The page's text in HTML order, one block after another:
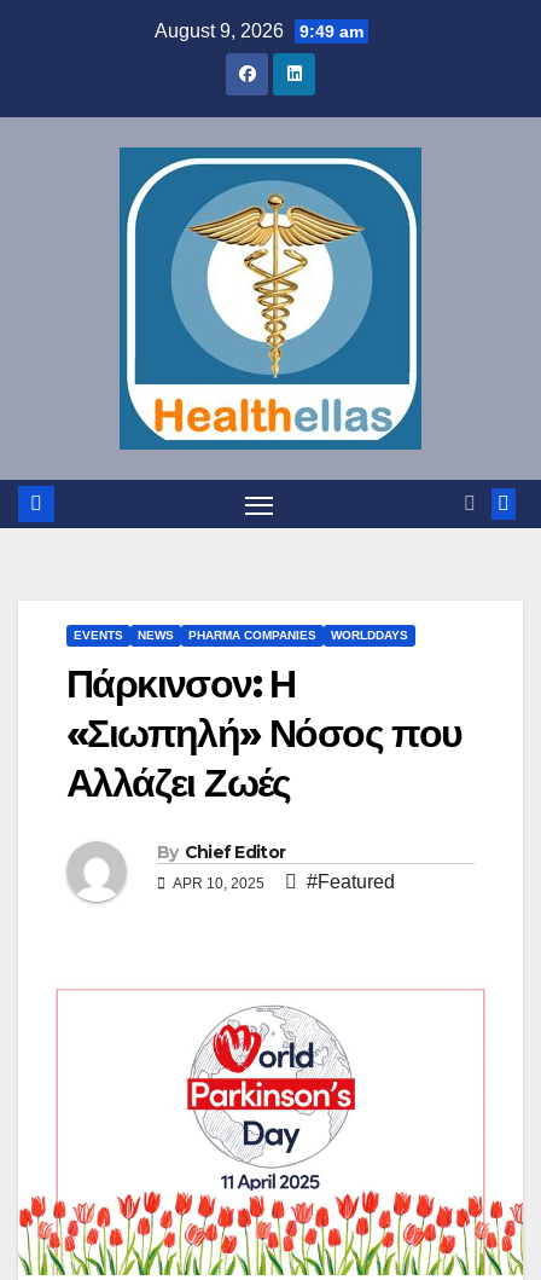
August 9, 2026 9:49 am
EVENTS NEWS PHARMA COMPANIES WORLDDAYS
Πάρκινσον: Η
«Σιωπηλή» Νόσος που
Αλλάζει Ζωές
By Chief Editor
APR 10, 2025 #Featured